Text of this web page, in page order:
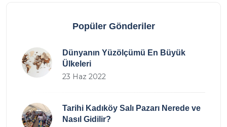
Popüler Gönderiler
Dünyanın Yüzölçümü En Büyük
Ülkeleri
23 Haz 2022
Tarihi Kadıköy Salı Pazarı Nerede ve
Nasıl Gidilir?